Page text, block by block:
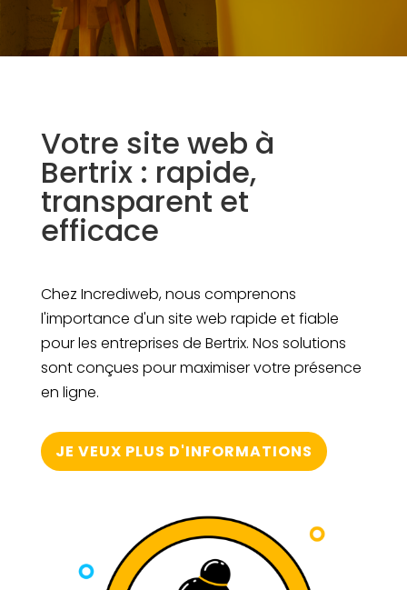
Votre site web à
Bertrix : rapide,
transparent et
efficace
Chez Incrediweb, nous comprenons
l'importance d'un site web rapide et fiable
pour les entreprises de Bertrix. Nos solutions
sont conçues pour maximiser votre présence
en ligne.
JE VEUX PLUS D'INFORMATIONS